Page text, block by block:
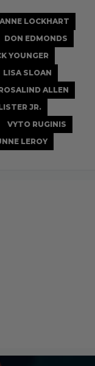
ANNE LOCKHART
DON EDMONDS
YOUNGER
LISA SLOAN
ALLEN
JR.
VYTO RUGINIS
LEROY